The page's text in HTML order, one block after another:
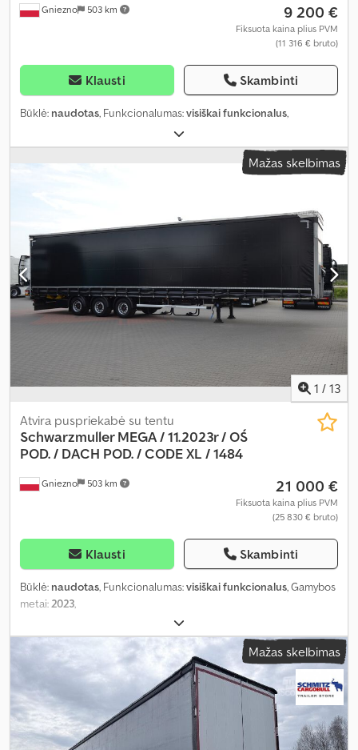
Gniezno 503 km 9 200 €
Fiksuota kaina plius PVM
(11 316 € bruto)
Klausti Skambinti
Būklė: naudotas, Funkcionalumas:visiškai funkcionalus,
Mažas skelbimas
1 / 13
Gniezno 503 km
Atvira puspriekabė su tentu
Schwarzmuller MEGA / 11.2023r / OŚ
POD./ DACH POD. / CODE XL / 1484
21 000 €
Fiksuota kaina plius PVM
(25 830 € bruto)
Klausti Skambinti
Būklė: naudotas, Funkcionalumas:visiškai funkcionalus, Gamybos
metai:2023,
Mažas skelbimas